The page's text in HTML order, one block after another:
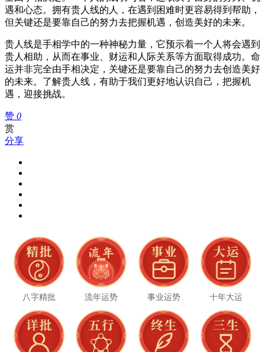
遇和心态。拥有贵人线的人，在遇到困难时更容易得到帮助，
但关键还是要靠自己的努力去把握机遇，创造美好的未来。
贵人线是手相学中的一种神秘力量，它预示着一个人将会遇到
贵人相助，从而在事业、财运和人际关系等方面取得成功。命
运并非完全由手相决定，关键还是要靠自己的努力去创造美好
的未来。了解贵人线，有助于我们更好地认识自己，把握机
遇，迎接挑战。
赞 0
赏
分享
八字精批 流年运势 事业运势 十年大运